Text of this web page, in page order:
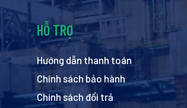
HỖ TRỢ
Hướng dẫn thanh toán
Chính sách bảo hành
Chính sách đổi trả